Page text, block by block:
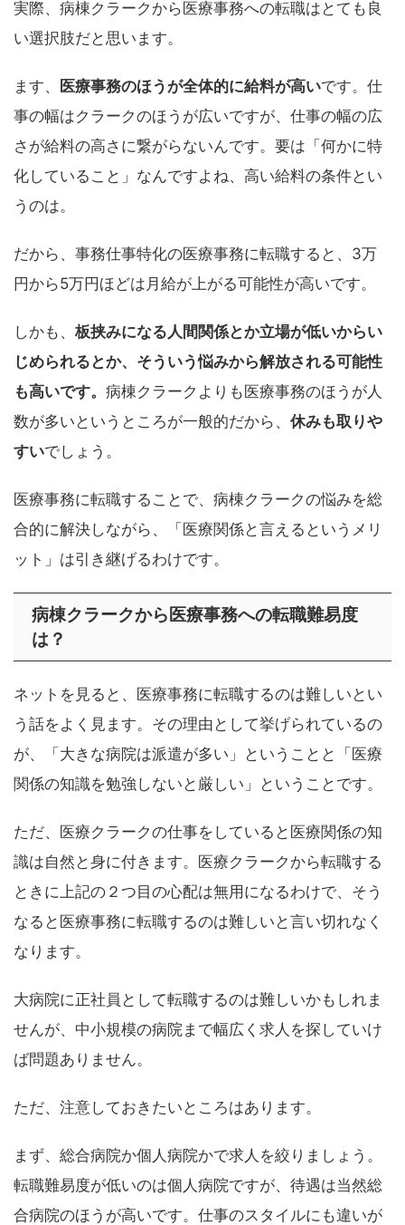
実際、病棟クラークから医療事務への転職はとても良
い選択肢だと思います。
ます、 医療事務のほうが全体的に給料が高いです。仕
事の幅はクラークのほうが広いですが、仕事の幅の広
さが給料の高さに繋がらないんです。要は「何かに特
化していること」なんですよね、高い給料の条件とい
うのは。
だから、事務仕事特化の医療事務に転職すると、3万
円から5万円ほどは月給が上がる可能性が高いです。
しかも、 板挟みになる人間関係とか立場が低いからい
じめられるとか、そういう悩みから解放される可能性
も高いです。 病棟クラークよりも医療事務のほうが人
数が多いというところが一般的だから、 休みも取りや
すいでしょう。
医療事務に転職することで、病棟クラークの悩みを総
合的に解決しながら、「医療関係と言えるというメリ
ット」は引き継げるわけです。
病棟クラークから医療事務への転職難易度
は？
ネットを見ると、医療事務に転職するのは難しいとい
う話をよく見ます。その理由として挙げられているの
が、「大きな病院は派遣が多い」ということと「医療
関係の知識を勉強しないと厳しい」ということです。
ただ、医療クラークの仕事をしていると医療関係の知
識は自然と身に付きます。医療クラークから転職する
ときに上記の２つ目の心配は無用になるわけで、そう
なると医療事務に転職するのは難しいと言い切れなく
なります。
大病院に正社員として転職するのは難しいかもしれま
せんが、中小規模の病院まで幅広く求人を探していけ
ば問題ありません。
ただ、注意しておきたいところはあります。
まず、総合病院か個人病院かで求人を絞りましょう。
転職難易度が低いのは個人病院ですが、待遇は当然総
合病院のほうが高いです。仕事のスタイルにも違いが